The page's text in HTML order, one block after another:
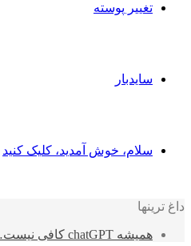
تغییر پوسته
سایدبار
سلام، خوش آمدید، کلیک کنید
داغ ترینها
همیشه chatGPT کافی نیست…